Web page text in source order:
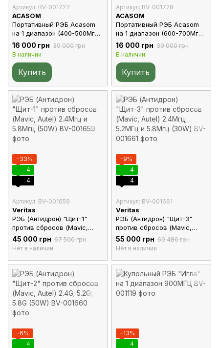
Артикул: BV-001727
ACASOM
Портативный РЭБ Acasom
на 1 диапазон (400-500Мгц)
50W
16 000 грн 39 000 грн
В наличии
Купить
Артикул: BV-001728
ACASOM
Портативный РЭБ Acasom
на 1 диапазон (600-700Мгц)
50W
16 000 грн 39 000 грн
В наличии
Купить
−33%
4
4
Артикул: BV-001659
Veritas
РЭБ (Антидрон) "Щит-1"
против сбросов (Mavic,
Autel) 2.4Мгц и 5.8Мгц (50W)
45 000 грн 67 500 грн
Нет в наличии
−9%
4
4
Артикул: BV-001661
Veritas
РЭБ (Антидрон) "Щит-3"
против сбросов (Mavic,
Autel) 2.4Мгц; 5.2МГц и
5.8Мгц (30W)
55 000 грн 60 486 грн
Нет в наличии
−6%
4
−13%
4